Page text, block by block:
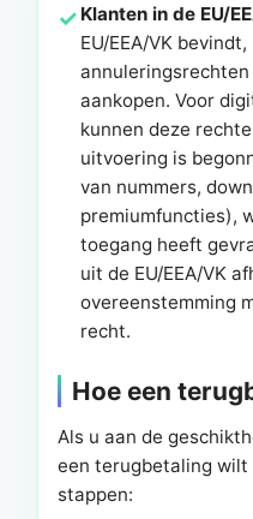
Klanten in de EU/
EU/EEA/VK
aankopen. Voor
kunnen deze
uitvoering is
van nummers,
premiumfuncties),
toegang heeft
uit de EU/EEA/VK
overeenstemming
recht.
Hoe een
Als u aan de
een terugbetaling wilt
stappen: